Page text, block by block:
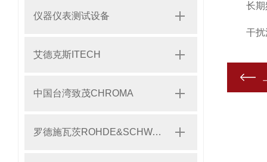
仪器仪表测试设备
艾德克斯ITECH
中国台湾致茂CHROMA
罗德施瓦茨ROHDE&SCHWARZ
长期频
干扰源